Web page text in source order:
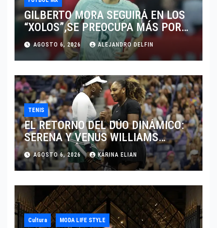
GILBERTO MORA SEGUIRÁ EN LOS
“XOLOS”,SE PREOCUPA MÁS POR
JUGAR EN SU EQUIPO.
AGOSTO 6, 2026 ALEJANDRO DELFIN
TENIS
EL RETORNO DEL DÚO DINÁMICO:
SERENA Y VENUS WILLIAMS
DISPUTARÁN LOS DOBLES EN
CINCINNATI 2026
AGOSTO 6, 2026 KARINA ELIAN
Cultura MODA LIFE STYLE